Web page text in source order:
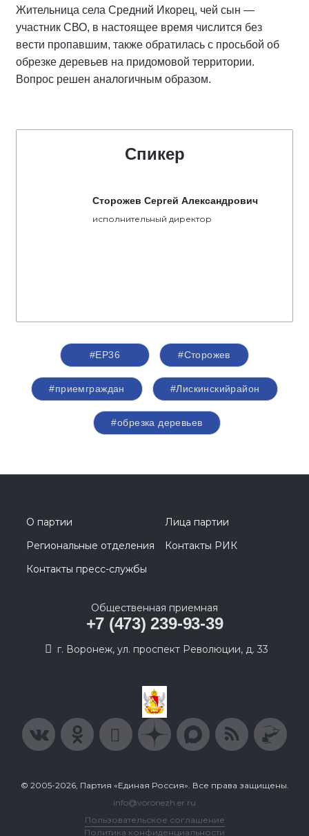
Жительница села Средний Икорец, чей сын —
участник СВО, в настоящее время числится без
вести пропавшим, также обратилась с просьбой об
обрезке деревьев на придомовой территории.
Вопрос решен аналогичным образом.
Спикер
Сторожев Сергей Александрович
исполнительный директор
#ЕР36 #Сторожев
#приемграждан #Лискинскийрайон
#обрезка деревьев
О партии
Лица партии
Региональные отделения
Контакты РИК
Контакты пресс-службы
Общественная приемная
+7 (473) 239-93-39
г. Воронеж, ул. проспект Революции, д. 33
© 2005-2026, Партия «Единая Россия». Все права защищены.
info@voronezh.er.ru
Пользовательское соглашение
Политика конфиденциальности